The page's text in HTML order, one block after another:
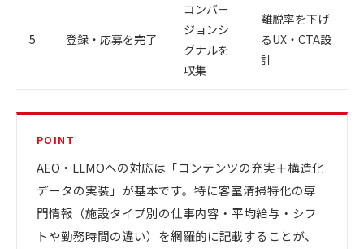
5 登録・応募を完了
コンバー
ジョンシ
グナルを
収集
離脱率を下げ
るUX・CTA設
計
POINT
AEO・LLMOへの対応は「コンテンツの充実＋構造化
データの実装」が基本です。特に客室清掃特化の専
門情報（施設タイプ別の仕事内容・平均給与・シフ
トや勤務時間の違い）を網羅的に記載することが、